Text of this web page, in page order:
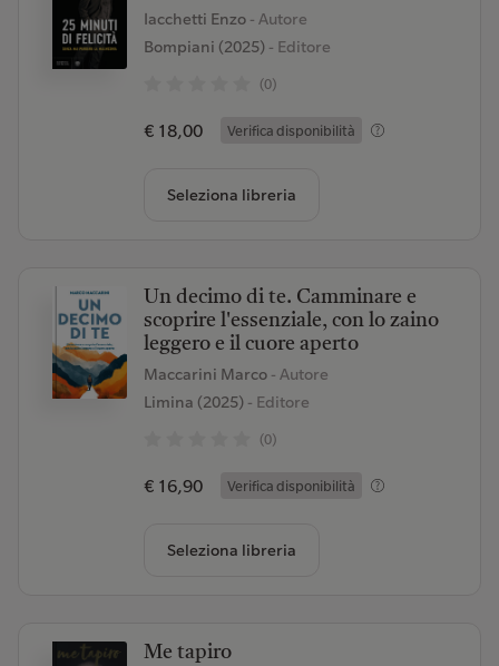
Iacchetti Enzo - Autore
Bompiani (2025)- Editore
(0)
€ 18,00 Verifica disponibilità
Seleziona libreria
Un decimo di te. Camminare e
scoprire l'essenziale, con lo zaino
leggero e il cuore aperto
Maccarini Marco - Autore
Limina (2025)- Editore
(0)
€ 16,90 Verifica disponibilità
Seleziona libreria
Me tapiro